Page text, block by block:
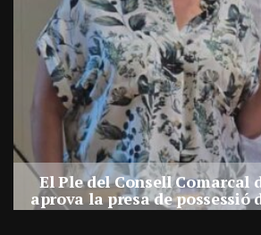
Comarcal de la Noguera
de possessió d’Imma Sellart
nova consellera comarcal